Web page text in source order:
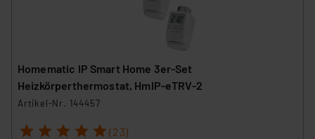
Homematic IP Smart Home 3er-Set
Heizkörperthermostat, HmIP-eTRV-2
Artikel-Nr. 144457
1 2 3 4 5 (23)